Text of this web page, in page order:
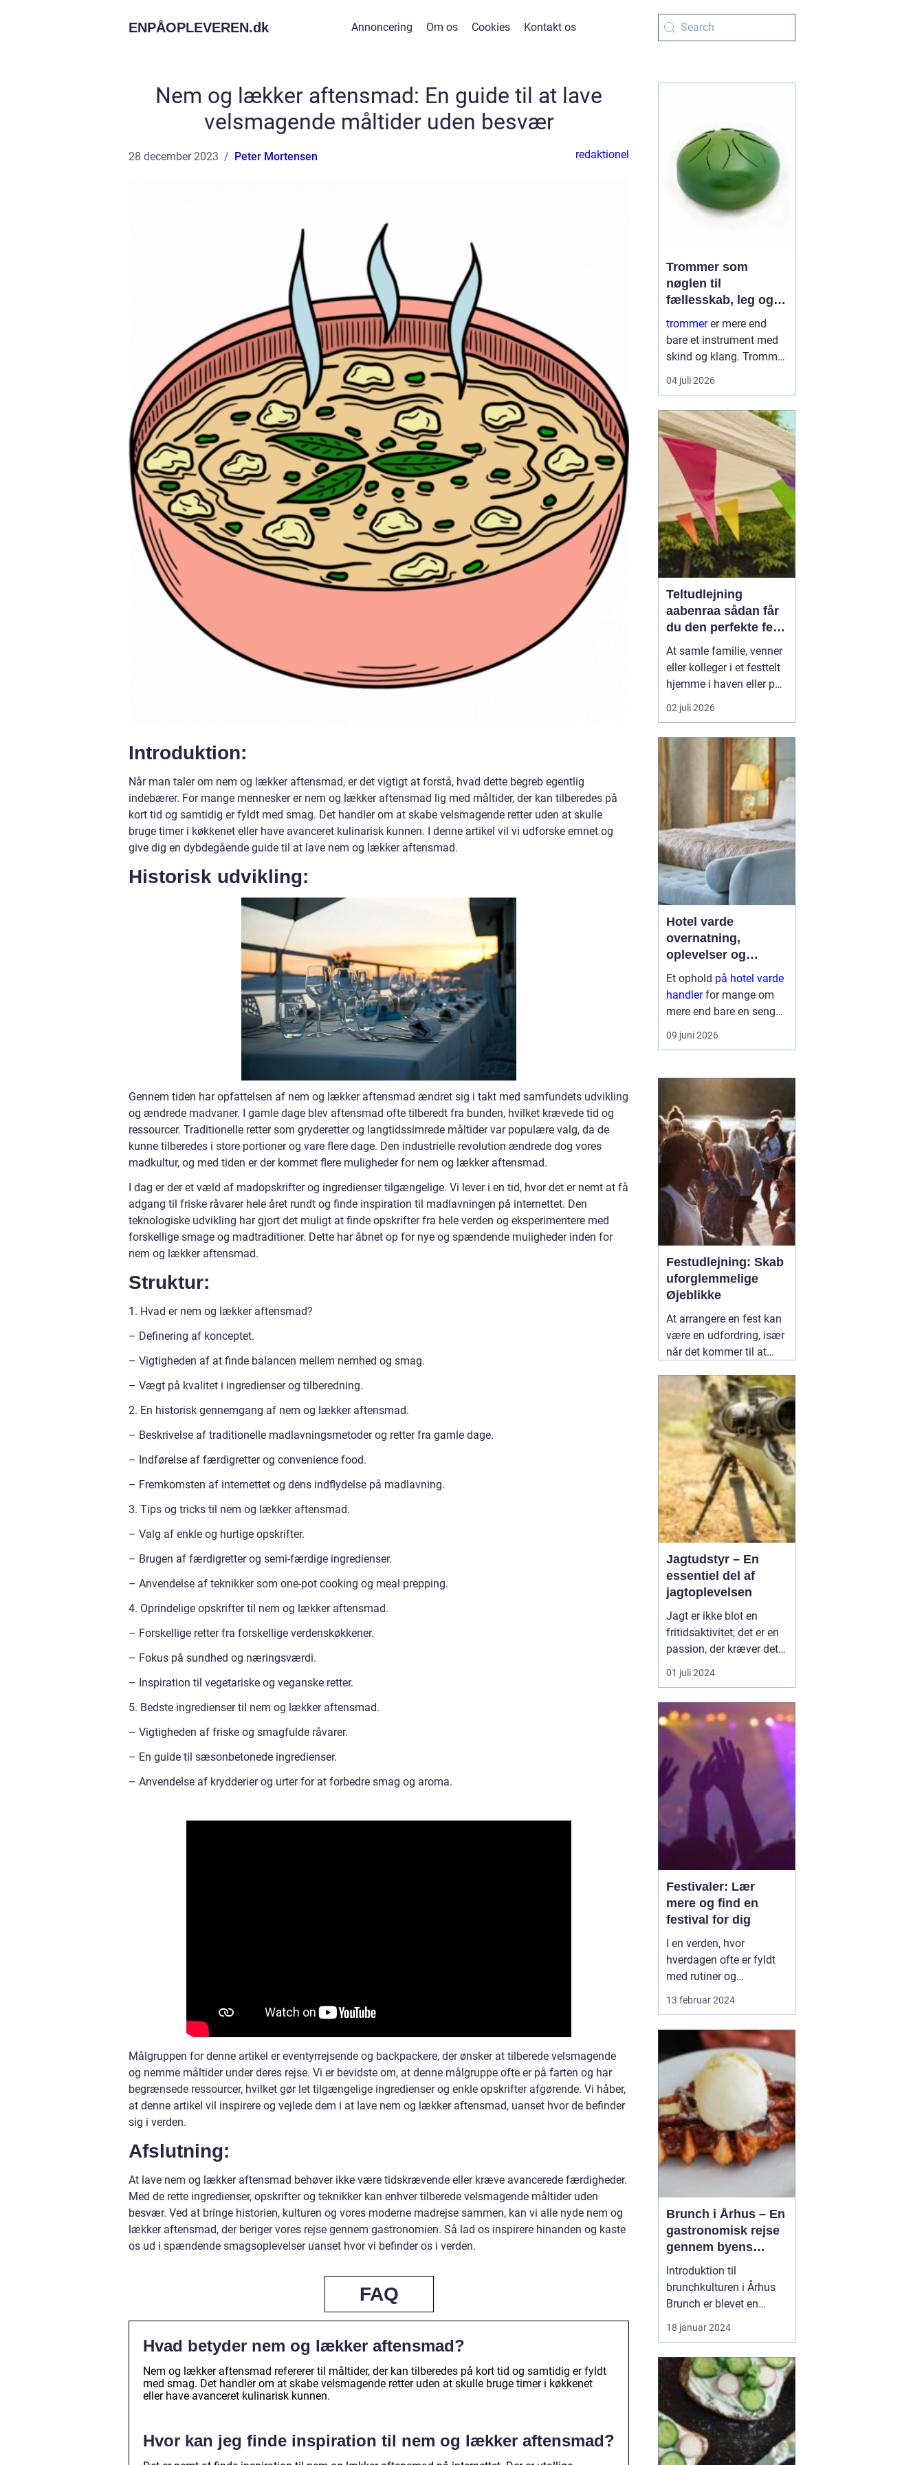
ENPÅOPLEVEREN.dk Annoncering Om os Cookies Kontakt os
Nem og lækker aftensmad: En guide til at lave
velsmagende måltider uden besvær
28 december 2023 Peter Mortensen redaktionel
Introduktion:
Når man taler om nem og lækker aftensmad, er det vigtigt at forstå, hvad dette begreb egentlig
indebærer. For mange mennesker er nem og lækker aftensmad lig med måltider, der kan tilberedes på
kort tid og samtidig er fyldt med smag. Det handler om at skabe velsmagende retter uden at skulle
bruge timer i køkkenet eller have avanceret kulinarisk kunnen. I denne artikel vil vi udforske emnet og
give dig en dybdegående guide til at lave nem og lækker aftensmad.
Historisk udvikling:
Gennem tiden har opfattelsen af nem og lækker aftensmad ændret sig i takt med samfundets udvikling
og ændrede madvaner. I gamle dage blev aftensmad ofte tilberedt fra bunden, hvilket krævede tid og
ressourcer. Traditionelle retter som gryderetter og langtidssimrede måltider var populære valg, da de
kunne tilberedes i store portioner og vare flere dage. Den industrielle revolution ændrede dog vores
madkultur, og med tiden er der kommet flere muligheder for nem og lækker aftensmad.
I dag er der et væld af madopskrifter og ingredienser tilgængelige. Vi lever i en tid, hvor det er nemt at få
adgang til friske råvarer hele året rundt og finde inspiration til madlavningen på internettet. Den
teknologiske udvikling har gjort det muligt at finde opskrifter fra hele verden og eksperimentere med
forskellige smage og madtraditioner. Dette har åbnet op for nye og spændende muligheder inden for
nem og lækker aftensmad.
Struktur:
1. Hvad er nem og lækker aftensmad?
– Definering af konceptet.
– Vigtigheden af at finde balancen mellem nemhed og smag.
– Vægt på kvalitet i ingredienser og tilberedning.
2. En historisk gennemgang af nem og lækker aftensmad.
– Beskrivelse af traditionelle madlavningsmetoder og retter fra gamle dage.
– Indførelse af færdigretter og convenience food.
– Fremkomsten af internettet og dens indflydelse på madlavning.
3. Tips og tricks til nem og lækker aftensmad.
– Valg af enkle og hurtige opskrifter.
– Brugen af færdigretter og semi-færdige ingredienser.
– Anvendelse af teknikker som one-pot cooking og meal prepping.
4. Oprindelige opskrifter til nem og lækker aftensmad.
– Forskellige retter fra forskellige verdenskøkkener.
– Fokus på sundhed og næringsværdi.
– Inspiration til vegetariske og veganske retter.
5. Bedste ingredienser til nem og lækker aftensmad.
– Vigtigheden af friske og smagfulde råvarer.
– En guide til sæsonbetonede ingredienser.
– Anvendelse af krydderier og urter for at forbedre smag og aroma.
Målgruppen for denne artikel er eventyrrejsende og backpackere, der ønsker at tilberede velsmagende
og nemme måltider under deres rejse. Vi er bevidste om, at denne målgruppe ofte er på farten og har
begrænsede ressourcer, hvilket gør let tilgængelige ingredienser og enkle opskrifter afgørende. Vi håber,
at denne artikel vil inspirere og vejlede dem i at lave nem og lækker aftensmad, uanset hvor de befinder
sig i verden.
Afslutning:
At lave nem og lækker aftensmad behøver ikke være tidskrævende eller kræve avancerede færdigheder.
Med de rette ingredienser, opskrifter og teknikker kan enhver tilberede velsmagende måltider uden
besvær. Ved at bringe historien, kulturen og vores moderne madrejse sammen, kan vi alle nyde nem og
lækker aftensmad, der beriger vores rejse gennem gastronomien. Så lad os inspirere hinanden og kaste
os ud i spændende smagsoplevelser uanset hvor vi befinder os i verden.
FAQ
Hvad betyder nem og lækker aftensmad?
Nem og lækker aftensmad refererer til måltider, der kan tilberedes på kort tid og samtidig er fyldt
med smag. Det handler om at skabe velsmagende retter uden at skulle bruge timer i køkkenet
eller have avanceret kulinarisk kunnen.
Hvor kan jeg finde inspiration til nem og lækker aftensmad?
Trommer som
nøglen til
fællesskab, leg og
læring
trommerer mere end
bare et instrument med
skind og klang. Trommer
er et samlingspunkt,
hvor børn og voksne
nysgerrighed. Trommer
giver hurtig følelse af
mestring, fordi ...
04 juli 2026
Teltudlejning
aabenraa sådan får
du den perfekte fest
i egen have
At samle familie, venner
eller kolleger i et festtelt
hjemme i haven eller på
en mark uden for byen er
blevet en populær
omegn. Mange ønsker
friheden til selv at sætte
rammen for dagen, uden
at være bundet af et
lokale, faste lu...
02 juli 2026
Hotel varde
overnatning,
oplevelser og
krohygge tæt på
vestkysten
Et ophold på hotel varde
handlerfor mange om
mere end bare en seng
at sove i. Du får en base
tæt på Vesterhavet,
bylivet i Varde og
området god...
09 juni 2026
Festudlejning: Skab
uforglemmelige
Øjeblikke
At arrangere en fest kan
være en udfordring, især
når det kommer til at
aktiviteter, der vil gøre
dagen mindeværdig for
alle dine gæster.02
januar 2025
Jagtudstyr – En
essentiel del af
jagtoplevelsen
Jagt er ikke blot en
fritidsaktivitet; det er en
passion, der kræver det
rigtige udstyr og
forberedelse. I jagtens
at have stabilt og
pålideligt udstyr
vanskelig at overvurdere.
Godt jagtudstyr forhøjer
jag...
01 juli 2024
Festivaler: Lær
mere og find en
festival for dig
I en verden, hvor
hverdagen ofte er fyldt
med rutiner og
forudsigelighed, står
sociale, kulturelle, og
musikalske
samlingspunkter, hvor
mennesker fra alle
samfundslag kan mødes
og dele uforglemmelige
opl...
13 februar 2024
Brunch i Århus – En
gastronomisk rejse
gennem byens
bedste
morgenmadsspot
Introduktion til
brunchkulturen i Århus
Brunch er blevet en
populær spiseoplevelse,
der kombinerer det
og frokost. Denne artikel
dykker ned i Århus'
brunchscene og guider
eventyrrejsende og
backpackere gennem
byens bedste brunch...
18 januar 2024